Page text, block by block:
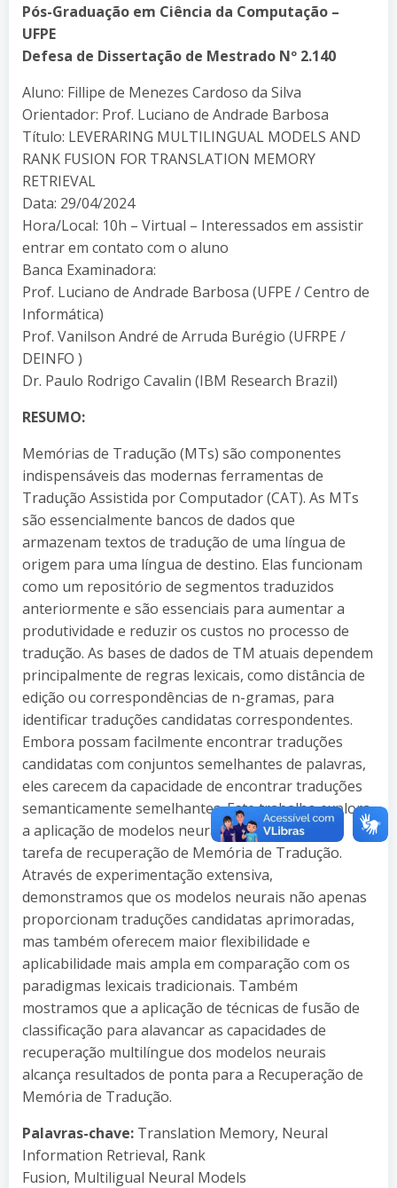
Pós-Graduação em Ciência da Computação –
UFPE
Defesa de Dissertação de Mestrado Nº 2.140
Aluno: Fillipe de Menezes Cardoso da Silva
Orientador: Prof. Luciano de Andrade Barbosa
Título: LEVERARING MULTILINGUAL MODELS AND
RANK FUSION FOR TRANSLATION MEMORY
RETRIEVAL
Data: 29/04/2024
Hora/Local: 10h – Virtual – Interessados em assistir
entrar em contato com o aluno
Banca Examinadora:
Prof. Luciano de Andrade Barbosa (UFPE / Centro de
Informática)
Prof. Vanilson André de Arruda Burégio (UFRPE /
DEINFO )
Dr. Paulo Rodrigo Cavalin (IBM Research Brazil)
RESUMO:
Memórias de Tradução (MTs) são componentes
indispensáveis das modernas ferramentas de
Tradução Assistida por Computador (CAT). As MTs
são essencialmente bancos de dados que
armazenam textos de tradução de uma língua de
origem para uma língua de destino. Elas funcionam
como um repositório de segmentos traduzidos
anteriormente e são essenciais para aumentar a
produtividade e reduzir os custos no processo de
tradução. As bases de dados de TM atuais dependem
principalmente de regras lexicais, como distância de
edição ou correspondências de n-gramas, para
identificar traduções candidatas correspondentes.
Embora possam facilmente encontrar traduções
candidatas com conjuntos semelhantes de palavras,
eles carecem da capacidade de encontrar traduções
semanticamente semelhantes. Este trabalho explora
a aplicação de modelos neurais de ponta para a
tarefa de recuperação de Memória de Tradução.
Através de experimentação extensiva,
demonstramos que os modelos neurais não apenas
proporcionam traduções candidatas aprimoradas,
mas também oferecem maior flexibilidade e
aplicabilidade mais ampla em comparação com os
paradigmas lexicais tradicionais. Também
mostramos que a aplicação de técnicas de fusão de
classificação para alavancar as capacidades de
recuperação multilíngue dos modelos neurais
alcança resultados de ponta para a Recuperação de
Memória de Tradução.
Palavras-chave: Translation Memory, Neural
Information Retrieval, Rank
Fusion, Multiligual Neural Models